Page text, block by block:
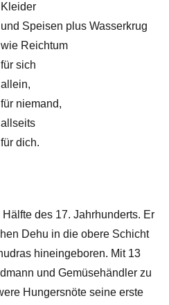
Kleider
und Speisen plus Wasserkrug
wie Reichtum
für sich
allein,
für niemand,
allseits
für dich.
Hälfte des 17. Jahrhunderts. Er
Dehu in die obere Schicht
hineingeboren. Mit 13
und Gemüsehändler zu
Hungersnöte seine erste